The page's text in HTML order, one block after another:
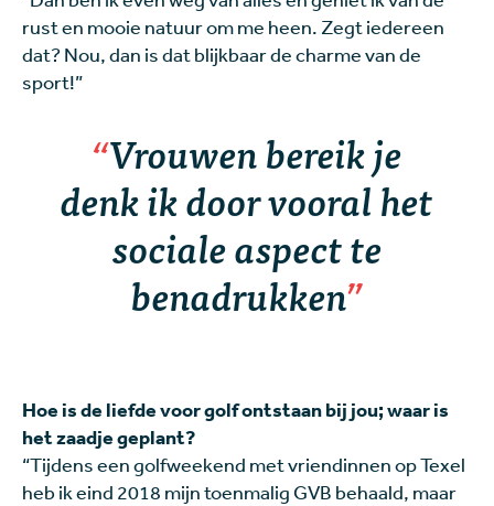
rust en mooie natuur om me heen. Zegt iedereen
dat? Nou, dan is dat blijkbaar de charme van de
sport!”
Vrouwen bereik je
denk ik door vooral het
sociale aspect te
benadrukken
Hoe is de liefde voor golf ontstaan bij jou; waar is
het zaadje geplant?
“Tijdens een golfweekend met vriendinnen op Texel
heb ik eind 2018 mijn toenmalig GVB behaald, maar